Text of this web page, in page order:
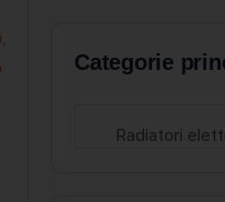
Categorie
Radiatori